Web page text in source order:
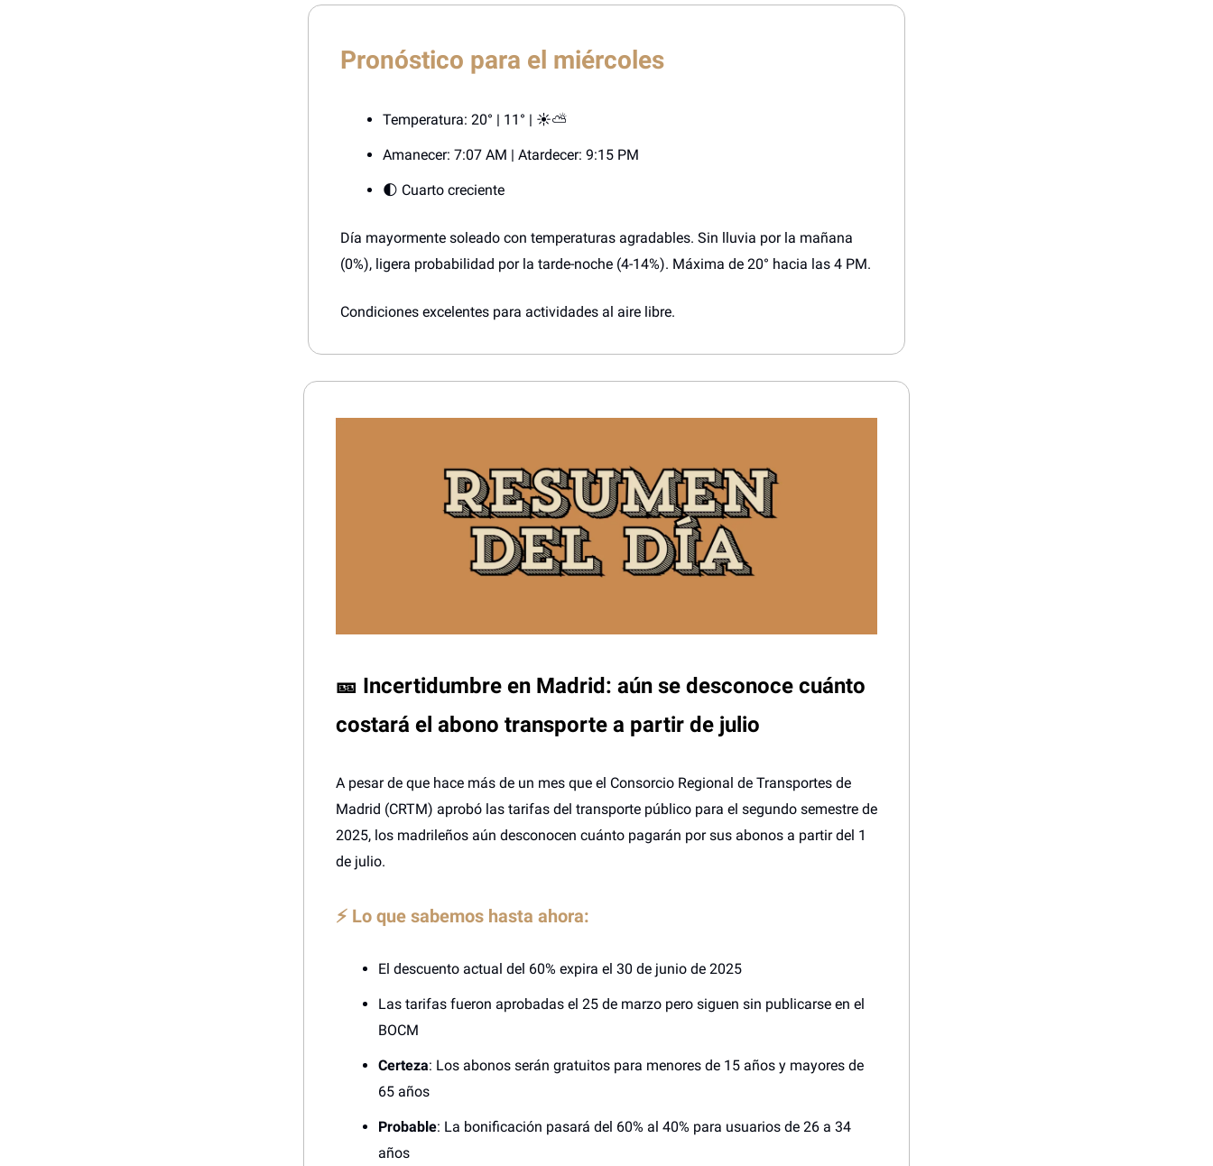
Pronóstico para el miércoles
Temperatura: 20° | 11° | ☀️⛅
Amanecer: 7:07 AM | Atardecer: 9:15 PM
🌓 Cuarto creciente
Día mayormente soleado con temperaturas agradables. Sin lluvia por la mañana
(0%), ligera probabilidad por la tarde-noche (4-14%). Máxima de 20° hacia las 4 PM.
Condiciones excelentes para actividades al aire libre.
🎫 Incertidumbre en Madrid: aún se desconoce cuánto
costará el abono transporte a partir de julio
A pesar de que hace más de un mes que el Consorcio Regional de Transportes de
Madrid (CRTM) aprobó las tarifas del transporte público para el segundo semestre de
2025, los madrileños aún desconocen cuánto pagarán por sus abonos a partir del 1
de julio.
⚡ Lo que sabemos hasta ahora:
El descuento actual del 60% expira el 30 de junio de 2025
Las tarifas fueron aprobadas el 25 de marzo pero siguen sin publicarse en el
BOCM
Certeza: Los abonos serán gratuitos para menores de 15 años y mayores de
65 años
Probable: La bonificación pasará del 60% al 40% para usuarios de 26 a 34
años